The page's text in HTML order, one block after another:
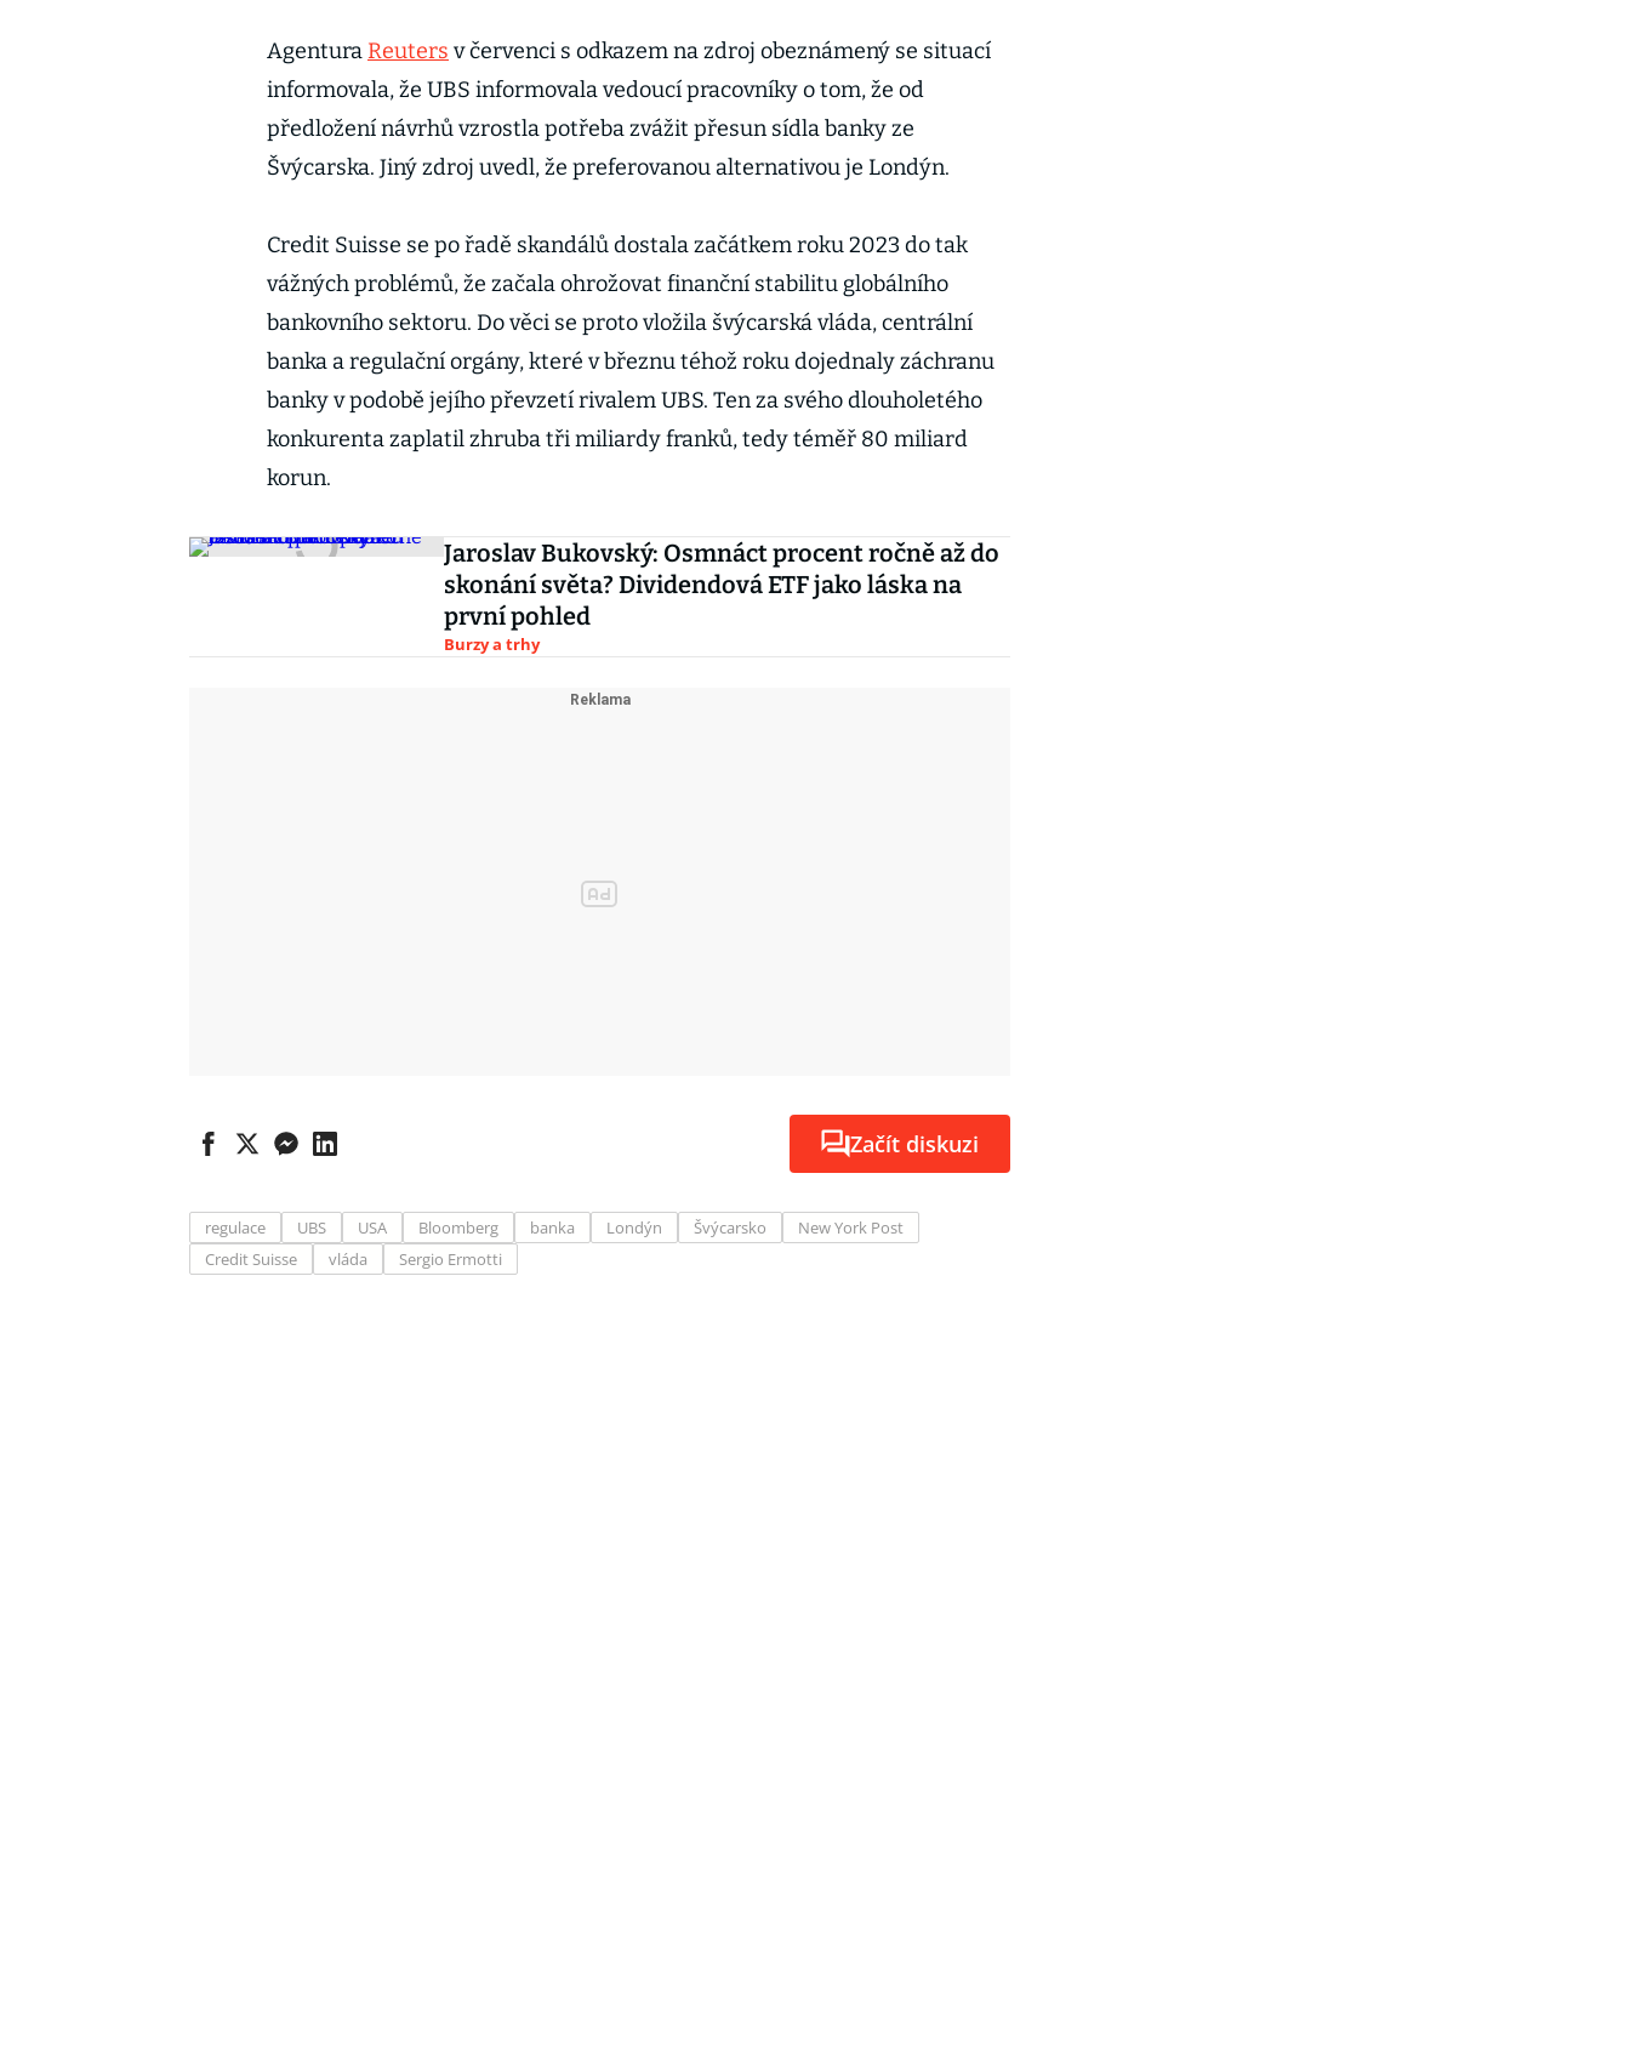
Agentura Reuters v červenci s odkazem na zdroj obeznámený se situací
informovala, že UBS informovala vedoucí pracovníky o tom, že od
předložení návrhů vzrostla potřeba zvážit přesun sídla banky ze
Švýcarska. Jiný zdroj uvedl, že preferovanou alternativou je Londýn.
Credit Suisse se po řadě skandálů dostala začátkem roku 2023 do tak
vážných problémů, že začala ohrožovat finanční stabilitu globálního
bankovního sektoru. Do věci se proto vložila švýcarská vláda, centrální
banka a regulační orgány, které v březnu téhož roku dojednaly záchranu
banky v podobě jejího převzetí rivalem UBS. Ten za svého dlouholetého
konkurenta zaplatil zhruba tři miliardy franků, tedy téměř 80 miliard
korun.
Jaroslav Bukovský: Osmnáct procent ročně až do
skonání světa? Dividendová ETF jako láska na
první pohled
Burzy a trhy
Začít diskuzi
regulace UBS USA Bloomberg banka Londýn Švýcarsko
New York Post
Credit Suisse
vláda Sergio Ermotti